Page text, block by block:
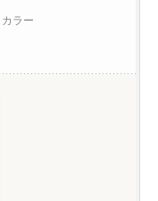
ラー